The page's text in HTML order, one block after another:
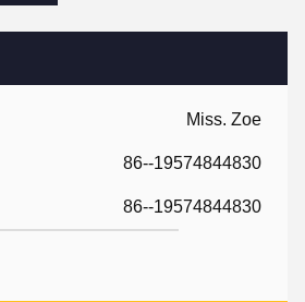
Miss. Zoe
86--19574844830
86--19574844830